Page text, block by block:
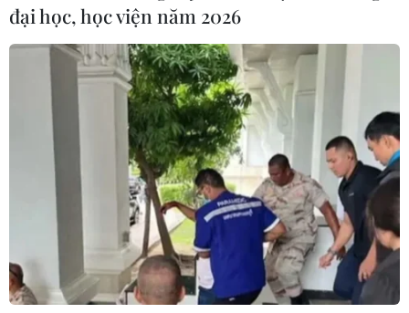
Ngành du lịch Cuba chịu tổn thất vì các
biện pháp trừng phạt của Mỹ
22/08/2019 22:27
Sau khi Mỹ ra lệnh cấm các du thuyền tới Cuba và siết
chặt quy định về đối tượng được miễn trừ khỏi lệnh cấm
du lịch Cuba, lượng khách du lịch tới quốc đảo Caribe
đã giảm 20%.
đại học, học viện năm 2026